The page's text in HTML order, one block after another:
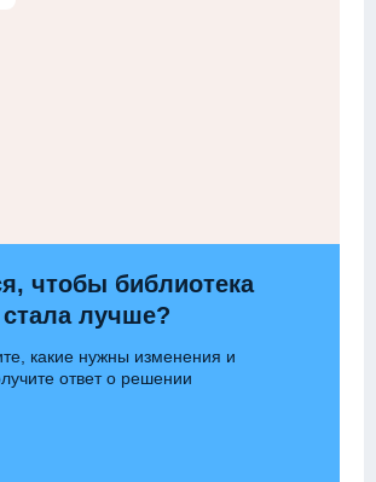
чтобы библиотека
стала лучше?
какие нужны изменения и
ответ о решении